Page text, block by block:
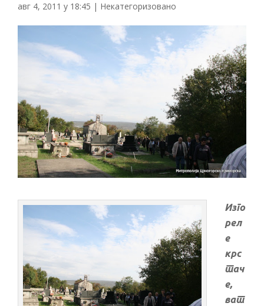
авг 4, 2011 у 18:45 | Некатегоризовано
Изго
рел
е
крс
тач
е,
ват